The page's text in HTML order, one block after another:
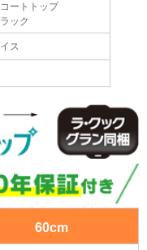
ートトップ
ック
ス
60cm